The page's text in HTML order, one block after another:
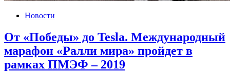
Новости
От «Победы» до Tesla. Международный
марафон «Ралли мира» пройдет в
рамках ПМЭФ – 2019